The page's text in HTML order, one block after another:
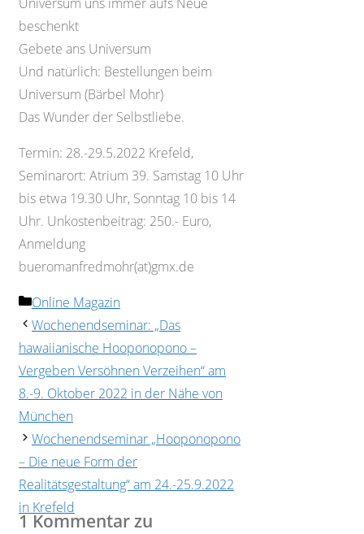
beschenkt
Gebete ans Universum
Und natürlich: Bestellungen beim
Universum (Bärbel Mohr)
Das Wunder der Selbstliebe.
Termin: 28.-29.5.2022 Krefeld,
Seminarort: Atrium 39. Samstag 10 Uhr
bis etwa 19.30 Uhr, Sonntag 10 bis 14
Uhr. Unkostenbeitrag: 250.- Euro,
Anmeldung
bueromanfredmohr(at)gmx.de
Kategorien
Online Magazin
Wochenendseminar: „Das
hawaiianische Hooponopono –
Vergeben Versöhnen Verzeihen“ am
8.-9. Oktober 2022 in der Nähe von
München
Wochenendseminar „Hooponopono
– Die neue Form der
Realitätsgestaltung“ am 24.-25.9.2022
in Krefeld
1 Kommentar zu